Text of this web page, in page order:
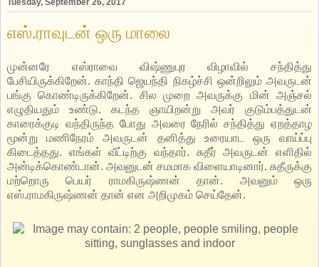
Tuesday, September 26, 2017
எஸ்.ராவுடன் ஒரு மாலை
முன்னரே எஸ்ராவை விஷ்ணுபுர விழாவில் சந்தித்து
பேசியிருக்கிறேன். காந்தி ஜெயந்தி நிகழ்ச்சி ஒன்றிலும் அவருடன்
பங்கு கொண்டிருக்கிறேன். சில முறை அவருக்கு மின் அஞ்சல்
எழுதியதும் உண்டு. கடந்த ஞாயிறன்று அவர் குடும்பத்துடன்
காரைக்குடி வந்திருந்த போது அவரை நேரில் சந்தித்து ஏறத்தாழ
மூன்று மணிநேரம் அவருடன் தனித்து உரையாட ஒரு வாய்ப்பு
கிடைத்தது. எங்கள் வீட்டிற்கு வந்தார். சுதீர் அவருடன் எளிதில்
அன்டிக்கொண்டான். அவனுடன் சமமாக விளையாடினார். சுதீருக்கு
மற்றொரு பெயர் ராமகிருஷ்ணன் தான். அவனும் ஒரு
எஸ்.ராமகிருஷ்ணன் தான் என அறிமுகம் செய்தேன்.